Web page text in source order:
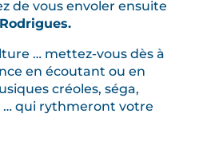
de vous envoler ensuite
… mettez-vous dès à
en écoutant ou en
créoles, séga,
… qui rythmeront votre